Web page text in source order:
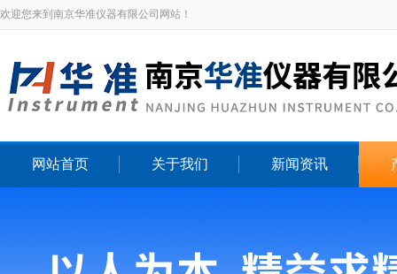
欢迎您来到南京华准仪器有限公司网站！
网站首页 关于我们 新闻资讯